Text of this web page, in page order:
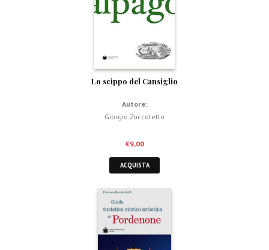
Lo scippo del Cansiglio
Autore:
Giorgio Zoccoletto
€9,00
ACQUISTA